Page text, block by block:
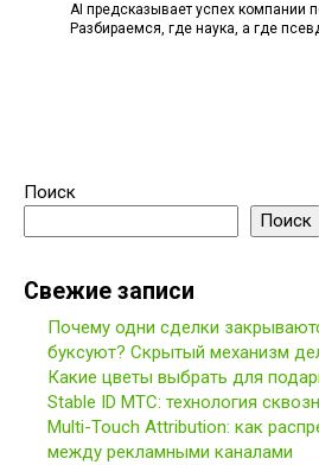
AI предсказывает успех компании
Разбираемся, где наука, а где
Поиск
Поиск
Свежие записи
Почему одни сделки
буксуют? Скрытый механизм
Какие цветы выбрать для
Stable ID МТС: технология
Multi-Touch Attribution: как
между рекламными каналами